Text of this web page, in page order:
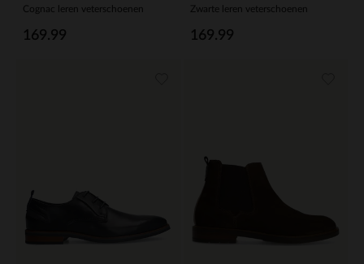
Cognac leren veterschoenen
169.99
Zwarte leren veterschoenen
169.99